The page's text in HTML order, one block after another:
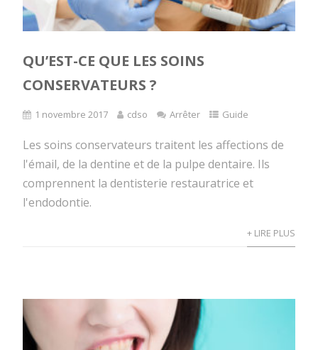
QU’EST-CE QUE LES SOINS
CONSERVATEURS ?
1 novembre 2017 cdso Arrêter Guide
Les soins conservateurs traitent les affections de
l'émail, de la dentine et de la pulpe dentaire. Ils
comprennent la dentisterie restauratrice et
l'endodontie.
+ LIRE PLUS